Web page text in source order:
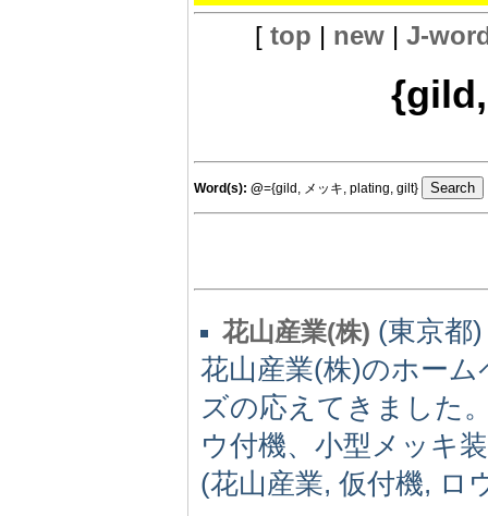
[ top | new| J-
Word(s): @={gild, メッキ, plating, gilt}
花山産業(株) (東京都
花山産業(株)のホー
ズの応えてきました
ウ付機、小型メッキ
(花山産業, 仮付機, ロ